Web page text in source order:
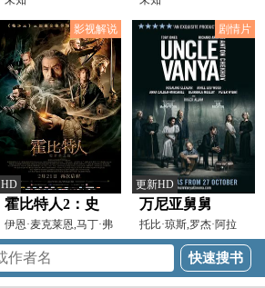
古拉2-0拉克西莫
娃20260807
影视解说
HD
霍比特人2：史
矛革之战【影视
解说】
伊恩·麦克莱恩,马丁·弗
瑞曼,理查德·阿米
剧情片
更新HD
万尼亚舅舅
托比·琼斯,罗杰·阿拉
姆,理查德·阿米蒂奇